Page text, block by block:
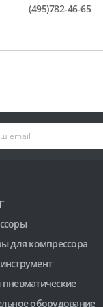
(495)782-46-65
для компрессора
оборудование